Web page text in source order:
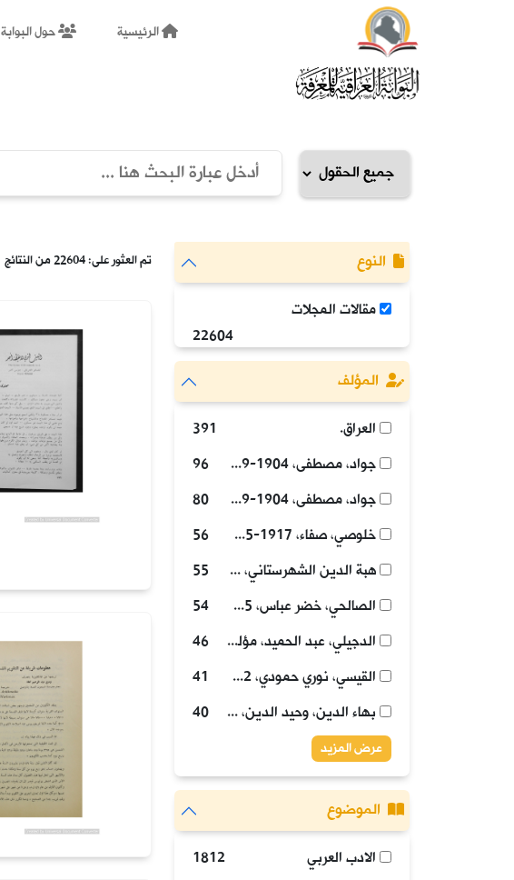
الرئيسية حول البوابة
مقالات المجلات
22604
العراق.
391
جواد، مصطفى، 1904-1969، مؤلف.
96
جواد، مصطفى، 1904-1969، مؤلف.
80
خلوصي، صفاء، 1917-1995، مؤلف.
56
هبة الدين الشهرستاني، محمد علي بن حسين بن محسن، 1301-1386 هجري، مؤلف.
55
الصالحي، خضر عباس، 1925-1983، مؤلف.
54
الدجيلي، عبد الحميد، مؤلف.
46
القيسي، نوري حمودي، 1932-1994 مؤلف.
41
بهاء الدين، وحيد الدين، 1929-2021 مؤلف.
40
عرض المزيد
الادب العربي
1812
تم العثور على: 22604 من النتائج